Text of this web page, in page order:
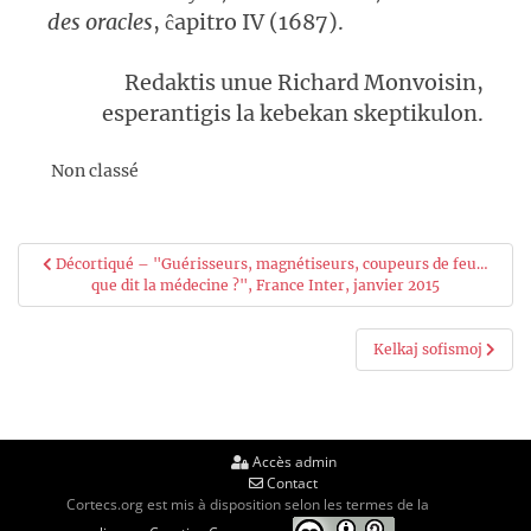
des oracles, ĉapitro IV (1687).
Redaktis unue Richard Monvoisin,
esperantigis la kebekan skeptikulon.
Non classé
Navigation
de
Décortiqué – "Guérisseurs, magnétiseurs, coupeurs de feu…
que dit la médecine ?", France Inter, janvier 2015
Kelkaj sofismoj
Accès admin
Contact
Cortecs.org est mis à disposition selon les termes de la